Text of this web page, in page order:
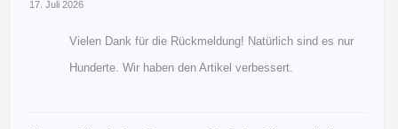
17. Juli 2026
Vielen Dank für die Rückmeldung! Natürlich sind es nur
Hunderte. Wir haben den Artikel verbessert.